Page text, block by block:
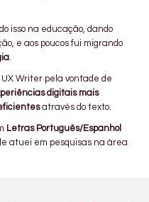
isso na educação, dando
e aos poucos fui migrando
.
UX Writer pela vontade de
digitais mais
através do texto.
Letras Português/Espanhol
atuei em pesquisas na área